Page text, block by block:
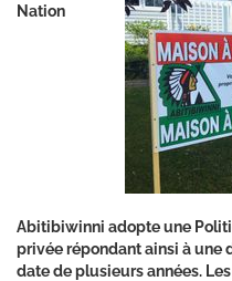
Nation
Abitibiwinni adopte une
privée répondant ainsi à une
date de plusieurs années.